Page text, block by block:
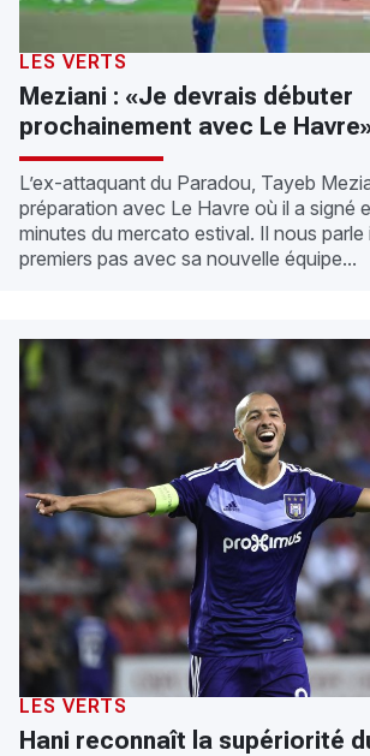
LES VERTS
Meziani : «Je devrais débuter
prochainement avec Le
L’ex-attaquant du Paradou, Tayeb
préparation avec Le Havre où il a signé
minutes du mercato estival. Il nous parle
premiers pas avec sa nouvelle équipe...
LES VERTS
Hani reconnaît la supériorité